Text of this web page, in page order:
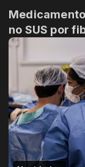
no SUS por